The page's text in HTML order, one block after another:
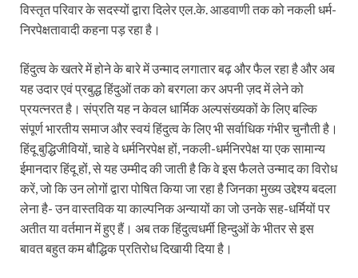
विस्तृत परिवार के सदस्यों द्वारा दिलेर एल.के. आडवाणी तक को नकली धर्म-
निरपेक्षतावादी कहना पड़ रहा है।
हिंदुत्व के खतरे में होने के बारे में उन्माद लगातार बढ़ और फैल रहा है और अब
यह उदार एवं प्रबुद्ध हिंदुओं तक को बरगला कर अपनी ज़द में लेने को
प्रयत्नरत है। संप्रति यह न केवल धार्मिक अल्पसंख्यकों के लिए बल्कि
संपूर्ण भारतीय समाज और स्वयं हिंदुत्व के लिए भी सर्वाधिक गंभीर चुनौती है।
हिंदू बुद्धिजीवियों, चाहे वे धर्मनिरपेक्ष हों, नकली-धर्मनिरपेक्ष या एक सामान्य
ईमानदार हिंदू हों, से यह उम्मीद की जाती है कि वे इस फैलते उन्माद का विरोध
करें, जो कि उन लोगों द्वारा पोषित किया जा रहा है जिनका मुख्य उद्देश्य बदला
लेना है- उन वास्तविक या काल्पनिक अन्यायों का जो उनके सह-धर्मियों पर
अतीत या वर्तमान में हुए हैं। अब तक हिंदुत्वधर्मी हिन्दुओं के भीतर से इस
बावत बहुत कम बौद्धिक प्रतिरोध दिखायी दिया है।